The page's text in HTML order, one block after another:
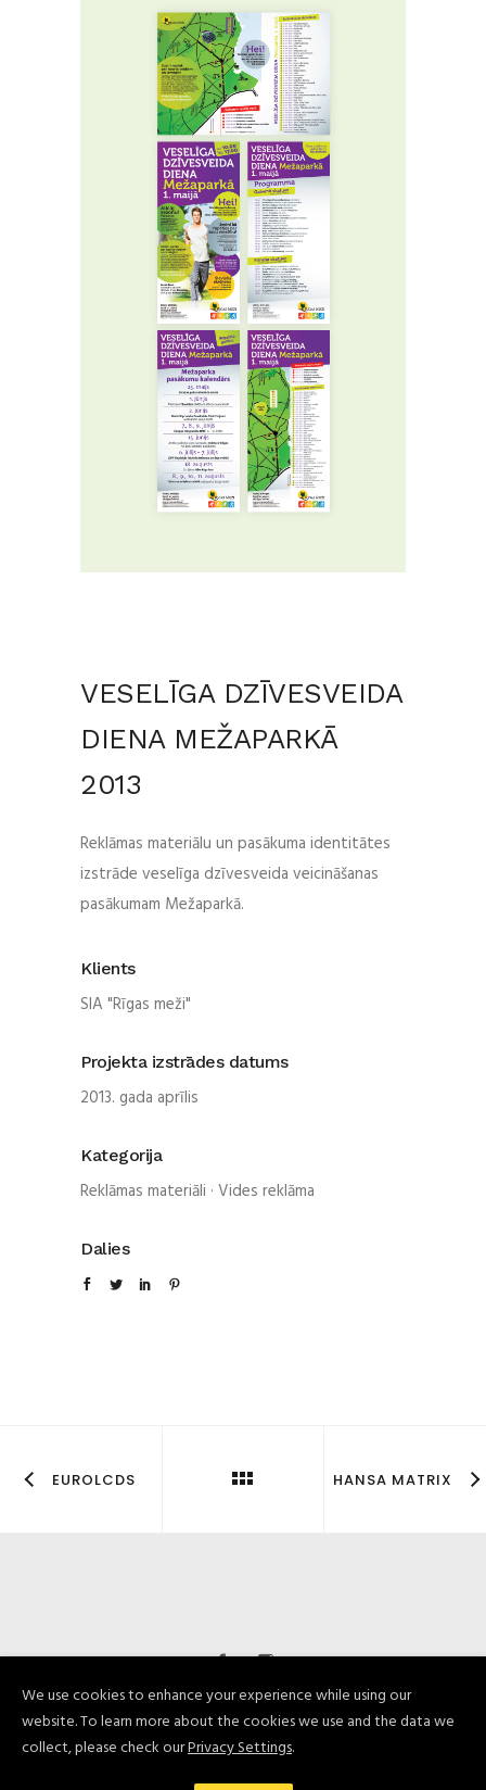
VESELĪGA DZĪVESVEIDA
DIENA MEŽAPARKĀ
2013
Reklāmas materiālu un pasākuma identitātes
izstrāde veselīga dzīvesveida veicināšanas
pasākumam Mežaparkā.
Klients
SIA "Rīgas meži"
Projekta izstrādes datums
2013. gada aprīlis
Kategorija
Reklāmas materiāli · Vides reklāma
Dalies
EUROLCDS HANSA MATRIX
We use cookies to enhance your experience while using our
website. To learn more about the cookies we use and the data we
collect, please check ourPrivacy Settings.